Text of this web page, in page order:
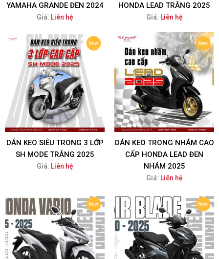
YAMAHA GRANDE ĐEN 2024
Giá: Liên hệ
HONDA LEAD TRẮNG 2025
Giá: Liên hệ
DÁN KEO SIÊU TRONG 3 LỚP
SH MODE TRẮNG 2025
Giá: Liên hệ
DÁN KEO TRONG NHÁM CAO
CẤP HONDA LEAD ĐEN
NHÁM 2025
Giá: Liên hệ